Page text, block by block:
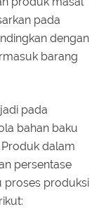
pada
dengan
barang
pada
bahan baku
dalam
persentase
proses produksi